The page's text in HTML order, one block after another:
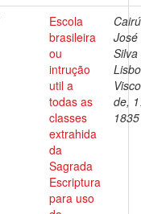
Escola
brasileira
ou
intrução
util a
todas as
classes
extrahida
da
Sagrada
Escriptura
para uso
José
Silva
de,
1835